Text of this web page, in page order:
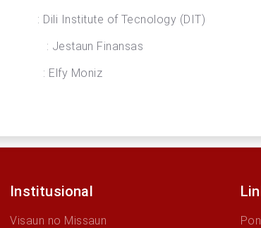
Institute of Tecnology (DIT)
Finansas
: Elfy Moniz
Institusional
Visaun no Missaun